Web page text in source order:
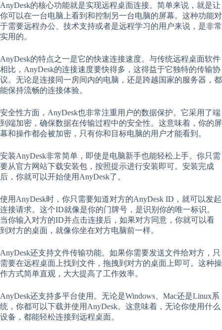
AnyDesk的核心功能就是实现远程桌面连接。简单来说，就是让
你可以在一台电脑上看到和控制另一台电脑的屏幕。这种功能对
于需要远程办公、技术支持或者是远程学习的用户来说，是非常
实用的。
AnyDesk的特点之一是它的快速连接速度。与传统远程桌面软件
相比，AnyDesk的连接速度要快得多，这得益于它独特的传输协
议。无论是连接同一房间内的电脑，还是跨越国家的服务器，都
能保持流畅的连接体验。
安全性方面，AnyDesk也非常注重用户的数据保护。它采用了端
到端加密，确保数据在传输过程中的安全性。这意味着，你的屏
幕和操作都会被加密，只有你和目标电脑的用户才能看到。
安装AnyDesk非常简单，即使是电脑新手也能轻松上手。你只需
要从官方网站下载安装包，按照提示进行安装即可。安装完成
后，你就可以开始使用AnyDesk了。
使用AnyDesk时，你只需要知道对方的AnyDesk ID，就可以发起
连接请求。这个ID就像是你的门牌号，是识别你的唯一标识。
当你输入对方的ID并点击连接后，如果对方同意，你就可以看
到对方的桌面，就像你坐在对方电脑前一样。
AnyDesk还支持文件传输功能。如果你需要发送文件给对方，只
需要在远程桌面上找到文件，拖拽到对方的桌面上即可。这种操
作方式简单直观，大大提高了工作效率。
AnyDesk还支持多平台使用。无论是Windows、Mac还是Linux系
统，你都可以下载并使用AnyDesk。这意味着，无论你使用什么
设备，都能轻松连接到远程桌面。